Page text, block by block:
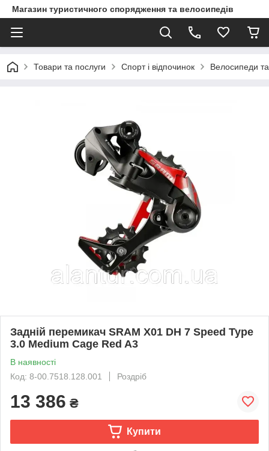
Магазин туристичного спорядження та велосипедів
Товари та послуги Спорт і відпочинок Велосипеди
Задній перемикач SRAM X01 DH 7 Speed Type
3.0 Medium Cage Red A3
В наявності
Код: 8-00.7518.128.001
Роздріб
13 386 ₴
Купити